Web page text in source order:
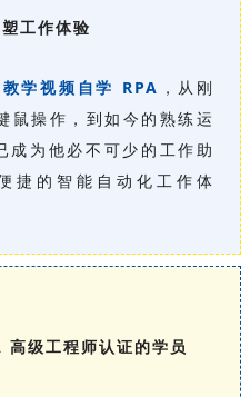
工作体验
学视频自学 RPA ，从刚
鼠操作，到如今的熟练运
成为他必不可少的工作助
捷的智能自动化工作体
高级工程师认证的学员